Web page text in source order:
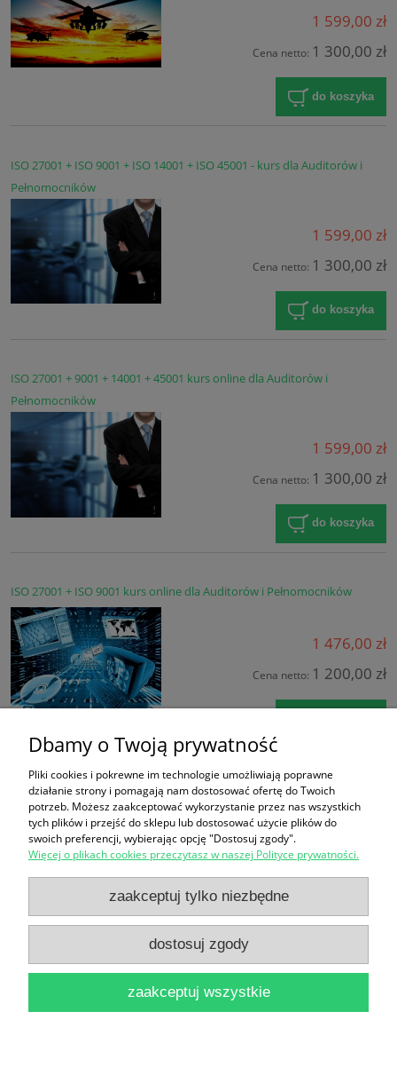
1 599,00 zł
Cena netto: 1 300,00 zł
do koszyka
ISO 27001 + ISO 9001 + ISO 14001 + ISO 45001 - kurs dla Auditorów i
Pełnomocników
1 599,00 zł
Cena netto: 1 300,00 zł
do koszyka
ISO 27001 + 9001 + 14001 + 45001 kurs online dla Auditorów i
Pełnomocników
1 599,00 zł
Cena netto: 1 300,00 zł
do koszyka
ISO 27001 + ISO 9001 kurs online dla Auditorów i Pełnomocników
1 476,00 zł
Cena netto: 1 200,00 zł
« 1
FORMULARZ ZGŁOSZENIA
Zakupy
Pomoc
Moje konto
Informacje
Dbamy o Twoją prywatność
Pliki cookies i pokrewne im technologie umożliwiają poprawne
działanie strony i pomagają nam dostosować ofertę do Twoich
potrzeb. Możesz zaakceptować wykorzystanie przez nas wszystkich
tych plików i przejść do sklepu lub dostosować użycie plików do
swoich preferencji, wybierając opcję "Dostosuj zgody".
Więcej o plikach cookies przeczytasz w naszej Polityce prywatności.
zaakceptuj tylko niezbędne
dostosuj zgody
zaakceptuj wszystkie